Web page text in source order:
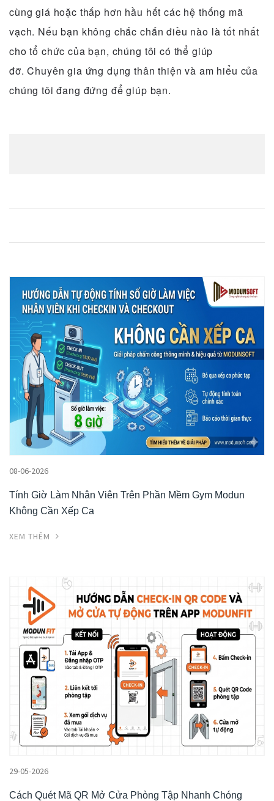
cùng giá hoặc thấp hơn hầu hết các hệ thống mã
vạch. Nếu bạn không chắc chắn điều nào là tốt nhất
cho tổ chức của bạn, chúng tôi có thể giúp
đỡ.Chuyên gia ứng dụng thân thiện và am hiểu của
chúng tôi đang đứng để giúp bạn.
08-06-2026
Tính Giờ Làm Nhân Viên Trên Phần Mềm Gym Modun
Không Cần Xếp Ca
XEM THÊM
29-05-2026
Cách Quét Mã QR Mở Cửa Phòng Tập Nhanh Chóng